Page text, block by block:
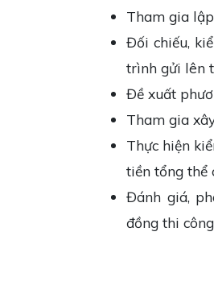
Tham gia
Đối chiếu,
trình gửi lên
Đề xuất
Tham gia
Thực hiện
tiền tổng thể
Đánh giá,
đồng thi